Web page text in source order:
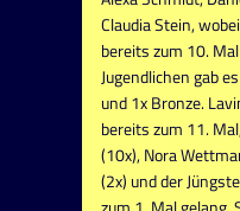
Claudia Stein,
bereits zum 10.
Jugendlichen gab
und 1x Bronze.
bereits zum 11.
(10x), Nora
(2x) und der